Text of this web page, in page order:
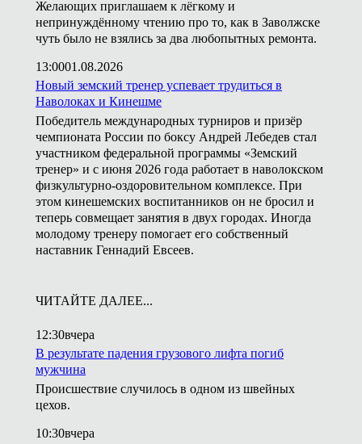
Желающих приглашаем к лёгкому и
непринуждённому чтению про то, как в Заволжске
чуть было не взялись за два любопытных ремонта.
13:0001.08.2026
Новый земский тренер успевает трудиться в
Наволоках и Кинешме
Победитель международных турниров и призёр
чемпионата России по боксу Андрей Лебедев стал
участником федеральной программы «Земский
тренер» и с июня 2026 года работает в наволокском
физкультурно-оздоровительном комплексе. При
этом кинешемских воспитанников он не бросил и
теперь совмещает занятия в двух городах. Иногда
молодому тренеру помогает его собственный
наставник Геннадий Евсеев.
ЧИТАЙТЕ ДАЛЕЕ...
12:30вчера
В результате падения грузового лифта погиб
мужчина
Происшествие случилось в одном из швейных
цехов.
10:30вчера